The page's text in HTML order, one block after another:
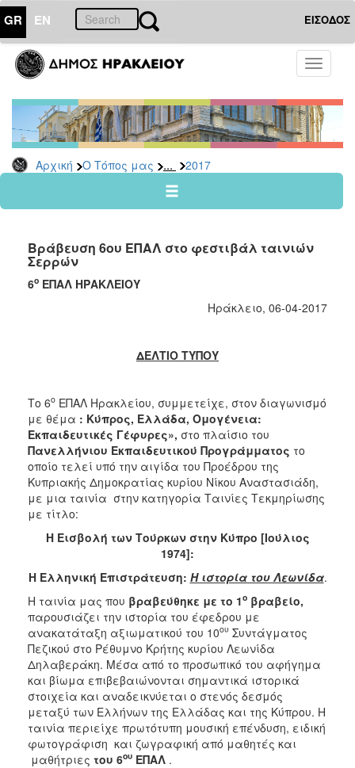
GR EN ΕΙΣΟΔΟΣ
Toggle
Αρχική Ο Τόπος μας ... 2017
ΤΟΠΟΣ
ΜΑΣ
Ανακοινώσεις
Αρχείο
2026
2024
2022
2021
2016
2015
2012
2011
ΠΟΛΙΤΙΣΜΟΣ
ΑΝΘΕΚΤΙΚΗ
ΠΟΛΗ
Βράβευση 6ου ΕΠΑΛ στο φεστιβάλ ταινιών
Σερρών
6ο ΕΠΑΛ ΗΡΑΚΛΕΙΟΥ
Ηράκλειο, 06-04-2017
ΔΕΛΤΙΟ ΤΥΠΟΥ
Το 6ο ΕΠΑΛ Ηρακλείου, συμμετείχε, στον διαγωνισμό
με θέμα : Κύπρος, Ελλάδα, Ομογένεια:
Εκπαιδευτικές Γέφυρες», στο πλαίσιο του
Πανελλήνιου Εκπαιδευτικού Προγράμματος το
οποίο τελεί υπό την αιγίδα του Προέδρου της
Κυπριακής Δημοκρατίας κυρίου Νίκου Αναστασιάδη,
με μια ταινία στην κατηγορία Ταινίες Τεκμηρίωσης
με τίτλο:
Η Εισβολή των Τούρκων στην Κύπρο [Ιούλιος
1974]:
Η Ελληνική Επιστράτευση: Η ιστορία του Λεωνίδα.
Η ταινία μας που βραβεύθηκε με το 1ο βραβείο,
παρουσιάζει την ιστορία του έφεδρου με
ανακατάταξη αξιωματικού του 10ου Συντάγματος
Πεζικού στο Ρέθυμνο Κρήτης κυρίου Λεωνίδα
Δηλαβεράκη. Μέσα από το προσωπικό του αφήγημα
και βίωμα επιβεβαιώνονται σημαντικά ιστορικά
στοιχεία και αναδεικνύεται ο στενός δεσμός
μεταξύ των Ελλήνων της Ελλάδας και της Κύπρου. Η
ταινία περιείχε πρωτότυπη μουσική επένδυση, ειδική
φωτογράφιση και ζωγραφική από μαθητές και
μαθήτριες του 6ου ΕΠΑΛ .